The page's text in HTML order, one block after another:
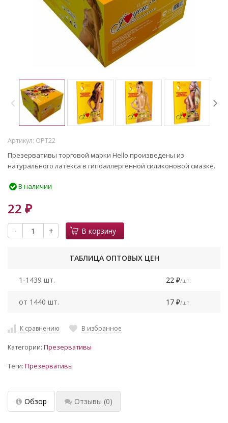
Артикул: OPT22
Презервативы торговой марки Hello произведены из
натурального латекса в гипоаллергенной силиконовой смазке.
В наличии
22 ₽
- + В корзину
ТАБЛИЦА ОПТОВЫХ ЦЕН
1-1439 шт. 22 ₽/шт.
от 1440 шт. 17 ₽/шт.
К сравнению В избранное
Категории: Презервативы
Теги: Презервативы
Обзор Отзывы (0)